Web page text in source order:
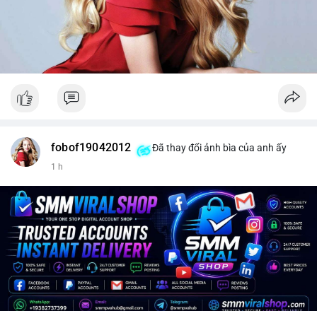
fobof19042012 Đã thay đổi ảnh bìa của anh ấy
1 h